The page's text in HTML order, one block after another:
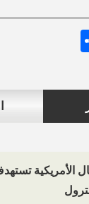
الأمريكية